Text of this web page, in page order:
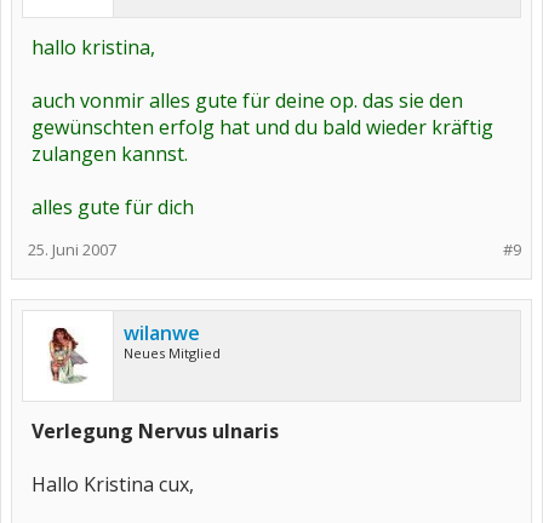
hallo kristina,
auch vonmir alles gute für deine op. das sie den
gewünschten erfolg hat und du bald wieder kräftig
zulangen kannst.
alles gute für dich
#9
25. Juni 2007
wilanwe
Neues Mitglied
Verlegung Nervus ulnaris
Hallo Kristina cux,